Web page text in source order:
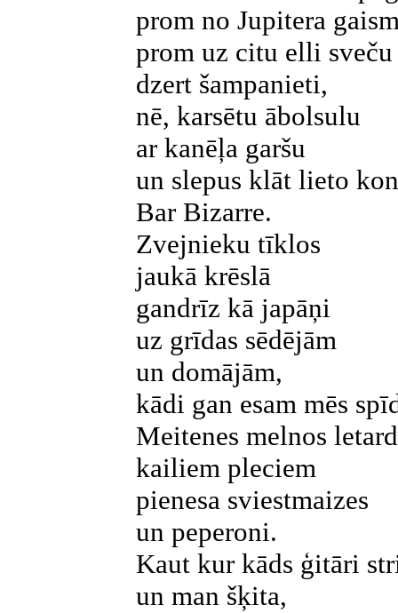
prom no Jupitera
prom uz citu elli sveču
dzert šampanieti,
nē, karsētu ābolsulu
ar kanēļa garšu
un slepus klāt lieto
Bar Bizarre.
Zvejnieku tīklos
jaukā krēslā
gandrīz kā japāņi
uz grīdas sēdējām
un domājām,
kādi gan esam mēs
Meitenes melnos
kailiem pleciem
pienesa sviestmaizes
un peperoni.
Kaut kur kāds ģitāri
un man šķita,